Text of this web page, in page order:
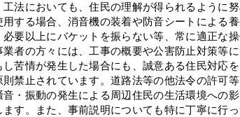
工法においても、住民の理解が得られるように
用する場合、消音機の装着や防音シートによる
要以上にバケットを振らない等、常に適正な操
業者の方々には、工事の概要や公害防止対策等
苦情が発生した場合にも、誠意ある住民対応を
則禁止されています。道路法等の他法令の許可
音・振動の発生による周辺住民の生活環境への
す。また、事前説明についても特に丁寧に行っ